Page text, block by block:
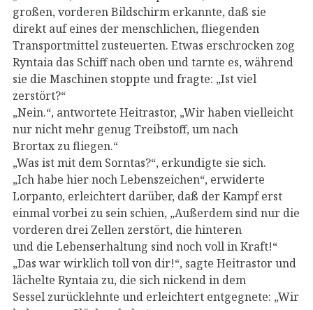
großen, vorderen Bildschirm erkannte, daß sie
direkt auf eines der menschlichen, fliegenden
Transportmittel zusteuerten. Etwas erschrocken zog
Ryntaia das Schiff nach oben und tarnte es, während
sie die Maschinen stoppte und fragte: „Ist viel
zerstört?“
„Nein.“, antwortete Heitrastor, „Wir haben vielleicht
nur nicht mehr genug Treibstoff, um nach
Brortax zu fliegen.“
„Was ist mit dem Sorntas?“, erkundigte sie sich.
„Ich habe hier noch Lebenszeichen“, erwiderte
Lorpanto, erleichtert darüber, daß der Kampf erst
einmal vorbei zu sein schien, „Außerdem sind nur die
vorderen drei Zellen zerstört, die hinteren
und die Lebenserhaltung sind noch voll in Kraft!“
„Das war wirklich toll von dir!“, sagte Heitrastor und
lächelte Ryntaia zu, die sich nickend in dem
Sessel zurücklehnte und erleichtert entgegnete: „Wir